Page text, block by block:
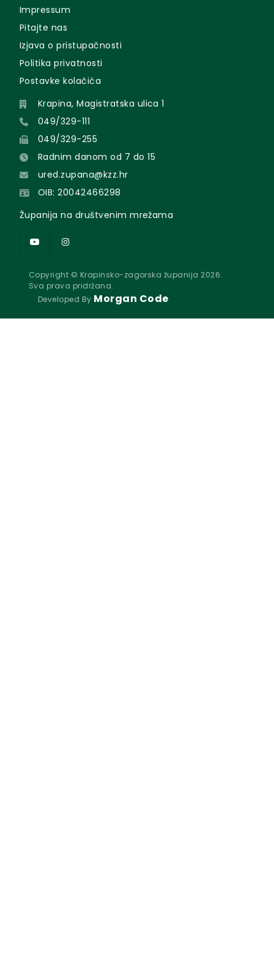
Impressum
Pitajte nas
Izjava o pristupačnosti
Politika privatnosti
Postavke kolačića
Krapina, Magistratska ulica 1
049/329-111
049/329-255
Radnim danom od 7 do 15
ured.zupana@kzz.hr
OIB: 20042466298
Županija na društvenim mrežama
Copyright © Krapinsko-zagorska županija 2026.
Sva prava pridržana.
Developed By Morgan Code